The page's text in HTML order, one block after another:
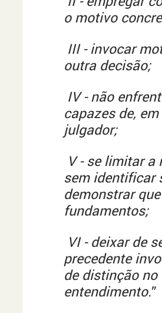
o motivo
III - invocar
outra decisão;
IV - não
capazes de,
julgador;
V - se limitar a
sem identificar
demonstrar
fundamentos;
VI - deixar de
precedente
de distinção
entendimento.”